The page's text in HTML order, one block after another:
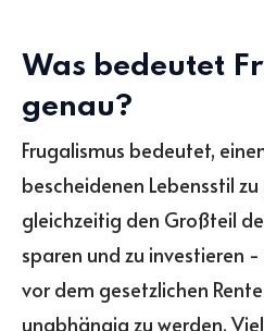
Was bedeutet
genau?
Frugalismus bedeutet,
bescheidenen Lebensstil
gleichzeitig den Großteil
sparen und zu investieren
vor dem gesetzlichen
unabhängig zu werden.